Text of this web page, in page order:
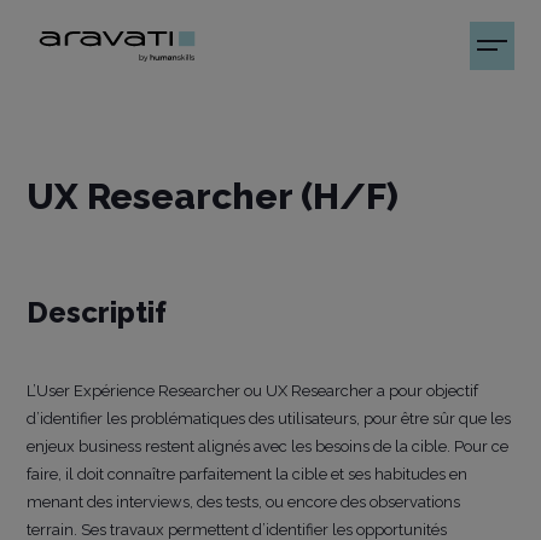
UX Researcher (H/F)
Descriptif
L’User Expérience Researcher ou UX Researcher a pour objectif
d’identifier les problématiques des utilisateurs, pour être sûr que les
enjeux business restent alignés avec les besoins de la cible. Pour ce
faire, il doit connaître parfaitement la cible et ses habitudes en
menant des interviews, des tests, ou encore des observations
terrain. Ses travaux permettent d’identifier les opportunités